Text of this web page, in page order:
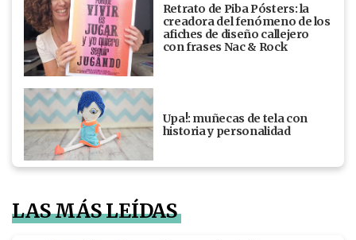
Retrato de Piba Pósters: la
creadora del fenómeno de los
afiches de diseño callejero
con frases Nac & Rock
Upa!: muñecas de tela con
historia y personalidad
LAS MÁS LEÍDAS